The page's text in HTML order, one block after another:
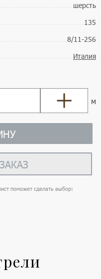
шерсть
135
8/11-256
Италия
м
поможет сделать выбор: